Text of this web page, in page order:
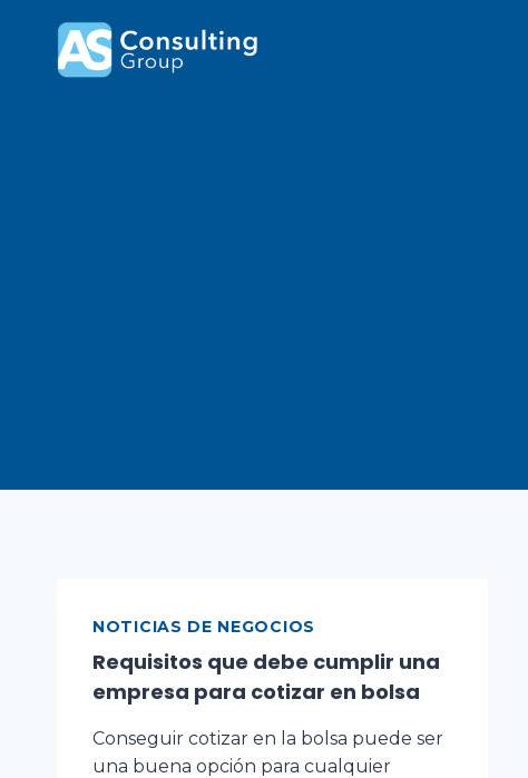
NOTICIAS DE NEGOCIOS
Requisitos que debe cumplir una
empresa para cotizar en bolsa
Conseguir cotizar en la bolsa puede ser
una buena opción para cualquier